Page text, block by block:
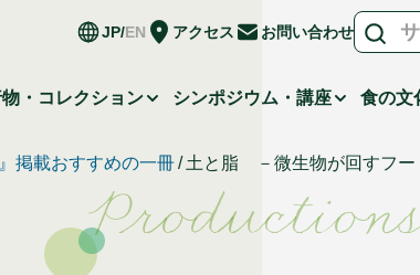
JP EN アクセス お問い合わせ
・コレクション シンポジウム・講座 食の文
』掲載おすすめの一冊 土と脂 －微生物が回すフー